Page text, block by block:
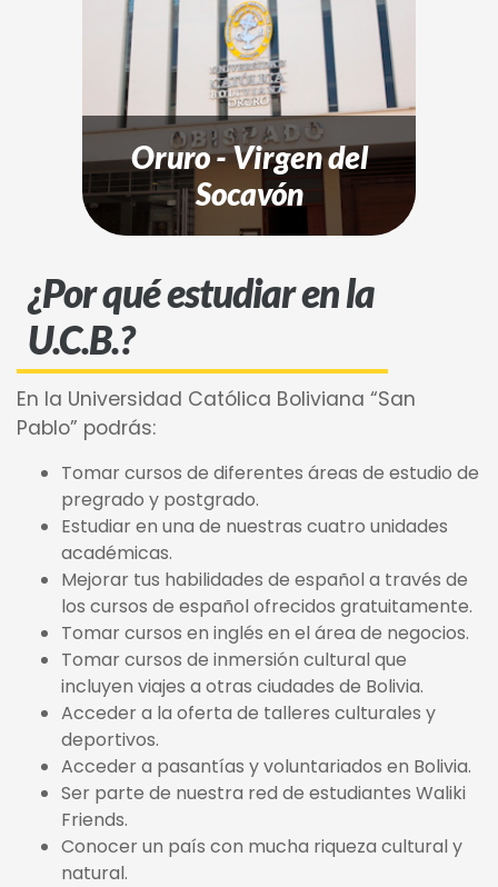
Oruro - Virgen del
Socavón
¿Por qué estudiar en la
U.C.B.?
En la Universidad Católica Boliviana “San
Pablo” podrás:
Tomar cursos de diferentes áreas de estudio de
pregrado y postgrado.
Estudiar en una de nuestras cuatro unidades
académicas.
Mejorar tus habilidades de español a través de
los cursos de español ofrecidos gratuitamente.
Tomar cursos en inglés en el área de negocios.
Tomar cursos de inmersión cultural que
incluyen viajes a otras ciudades de Bolivia.
Acceder a la oferta de talleres culturales y
deportivos.
Acceder a pasantías y voluntariados en Bolivia.
Ser parte de nuestra red de estudiantes Waliki
Friends.
Conocer un país con mucha riqueza cultural y
natural.